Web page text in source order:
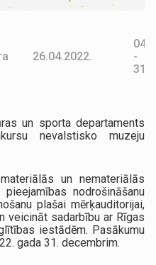
26.04.2022.
-
un sporta departaments
nevalstisko muzeju
un nemateriālās
nodrošināšanu
plašai mērķauditorijai,
veicināt sadarbību ar Rīgas
iestādēm. Pasākumu
gada 31. decembrim.